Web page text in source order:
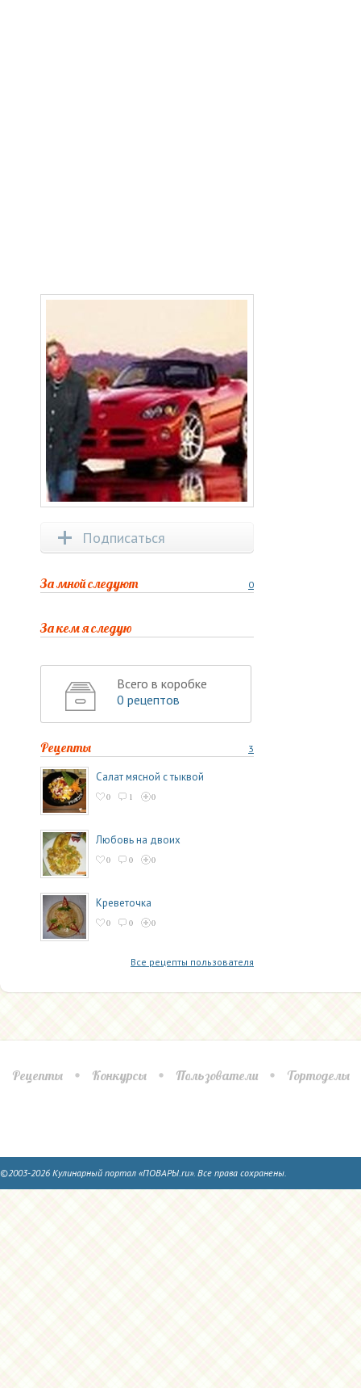
Подписаться
0
За мной следуют
За кем я следую
Всего в коробке
0 рецептов
3
Рецепты
Салат мясной с тыквой
0 1 0
Любовь на двоих
0 0 0
Креветочка
0 0 0
Все рецепты пользователя
Рецепты Конкурсы Пользователи Тортоделы
©2003-2026 Кулинарный портал «ПОВАРЫ.ru». Все права сохранены.